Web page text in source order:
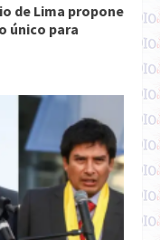
de Lima propone
único para